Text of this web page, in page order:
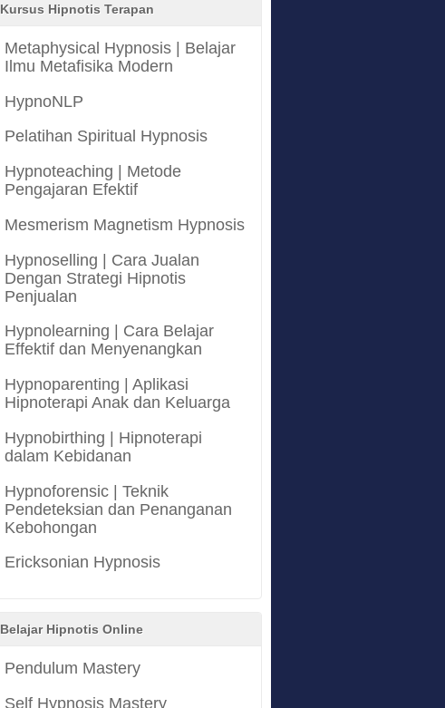
Kursus Hipnotis Terapan
Metaphysical Hypnosis | Belajar
Ilmu Metafisika Modern
HypnoNLP
Pelatihan Spiritual Hypnosis
Hypnoteaching | Metode
Pengajaran Efektif
Mesmerism Magnetism Hypnosis
Hypnoselling | Cara Jualan
Dengan Strategi Hipnotis
Penjualan
Hypnolearning | Cara Belajar
Effektif dan Menyenangkan
Hypnoparenting | Aplikasi
Hipnoterapi Anak dan Keluarga
Hypnobirthing | Hipnoterapi
dalam Kebidanan
Hypnoforensic | Teknik
Pendeteksian dan Penanganan
Kebohongan
Ericksonian Hypnosis
Belajar Hipnotis Online
Pendulum Mastery
Self Hypnosis Mastery